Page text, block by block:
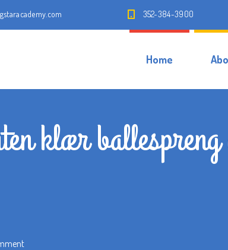
352-384-3900
Home
klær